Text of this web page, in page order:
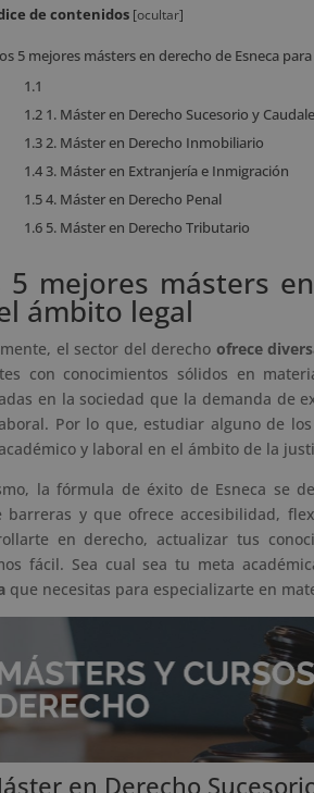
de contenidos [ocultar]
5 mejores másters en derecho de Esneca
1.1
1.2 1. Máster en Derecho Sucesorio y
1.32. Máster en Derecho Inmobiliario
1.43. Máster en Extranjería e Inmigración
1.54. Máster en Derecho Penal
1.6 5. Máster en Derecho Tributario
5 mejores másters
ámbito legal
el sector del derecho ofrece
con conocimientos sólidos en
en la sociedad que la demanda de
Por lo que, estudiar alguno de
y laboral en el ámbito de la
la fórmula de éxito de Esneca se
barreras y que ofrece accesibilidad,
en derecho, actualizar tus
fácil. Sea cual sea tu meta
que necesitas para especializarte en
en Derecho